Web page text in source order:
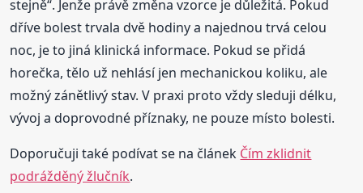
stejně“. Jenže právě změna vzorce je důležitá. Pokud
dříve bolest trvala dvě hodiny a najednou trvá celou
noc, je to jiná klinická informace. Pokud se přidá
horečka, tělo už nehlásí jen mechanickou koliku, ale
možný zánětlivý stav. V praxi proto vždy sleduji délku,
vývoj a doprovodné příznaky, ne pouze místo bolesti.
Doporučuji také podívat se na článek Čím zklidnit
podrážděný žlučník.